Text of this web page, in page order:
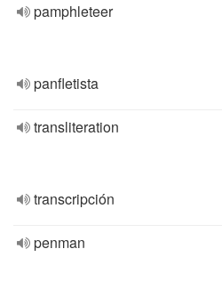
pamphleteer
panfletista
transliteration
transcripción
penman